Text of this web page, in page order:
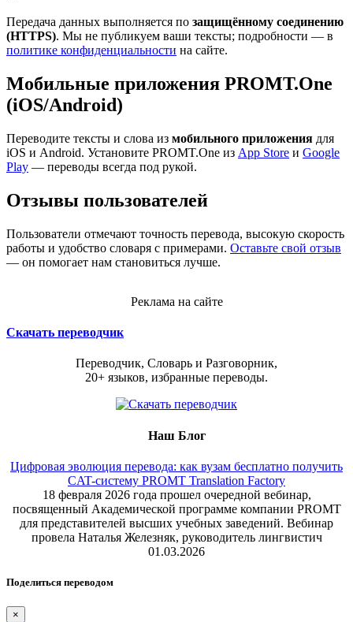
Передача данных выполняется по защищённому соединению
(HTTPS). Мы не публикуем ваши тексты; подробности — в
политике конфиденциальности на сайте.
Мобильные приложения PROMT.One
(iOS/Android)
Переводите тексты и слова из мобильного приложения для
iOS и Android. Установите PROMT.One из App Store и Google
Play — переводы всегда под рукой.
Отзывы пользователей
Пользователи отмечают точность перевода, высокую скорость
работы и удобство словаря с примерами. Оставьте свой отзыв
— он помогает нам становиться лучше.
Реклама на сайте
Скачать переводчик
Переводчик, Словарь и Разговорник,
20+ языков, избранные переводы.
Наш Блог
Цифровая эволюция перевода: как вузам бесплатно получить
CAT-систему PROMT Translation Factory
18 февраля 2026 года прошел очередной вебинар,
посвященный Академической программе компании PROMT
для представителей высших учебных заведений. Вебинар
провела Наталья Железняк, руководитель лингвистич
01.03.2026
Поделиться переводом
×